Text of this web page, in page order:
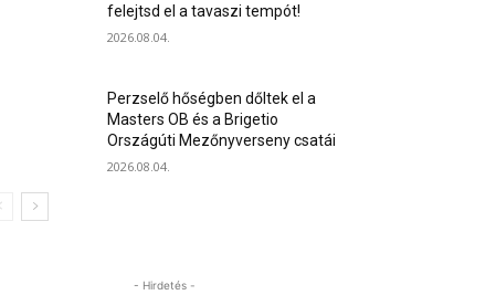
felejtsd el a tavaszi tempót!
2026.08.04.
Perzselő hőségben dőltek el a
Masters OB és a Brigetio
Országúti Mezőnyverseny csatái
2026.08.04.
- Hirdetés -